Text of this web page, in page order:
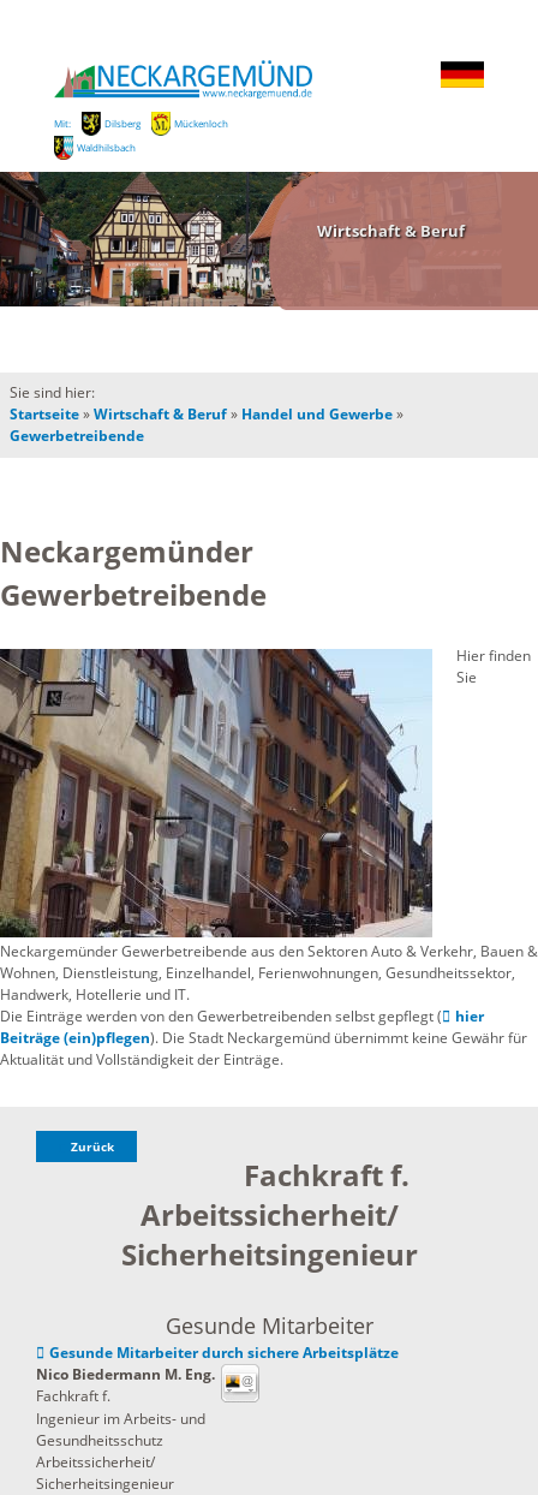
Mit: Dilsberg
Mückenloch
Waldhilsbach
Wirtschaft & Beruf
Sie sind hier:
Startseite»Wirtschaft & Beruf» Handel und Gewerbe»
Gewerbetreibende
Neckargemünder
Gewerbetreibende
Hier finden
Sie
Neckargemünder Gewerbetreibende aus den Sektoren Auto & Verkehr, Bauen &
Wohnen, Dienstleistung, Einzelhandel, Ferienwohnungen, Gesundheitssektor,
Handwerk, Hotellerie und IT.
Die Einträge werden von den Gewerbetreibenden selbst gepflegt (
hier
Beiträge (ein)pflegen). Die Stadt Neckargemünd übernimmt keine Gewähr für
Aktualität und Vollständigkeit der Einträge.
Zurück
Fachkraft f.
Arbeitssicherheit/
Sicherheitsingenieur
Gesunde Mitarbeiter
Gesunde Mitarbeiter durch sichere Arbeitsplätze
Ingenieur im Arbeits- und
Gesundheitsschutz
Nico Biedermann M. Eng.
Fachkraft f.
Arbeitssicherheit/
Sicherheitsingenieur